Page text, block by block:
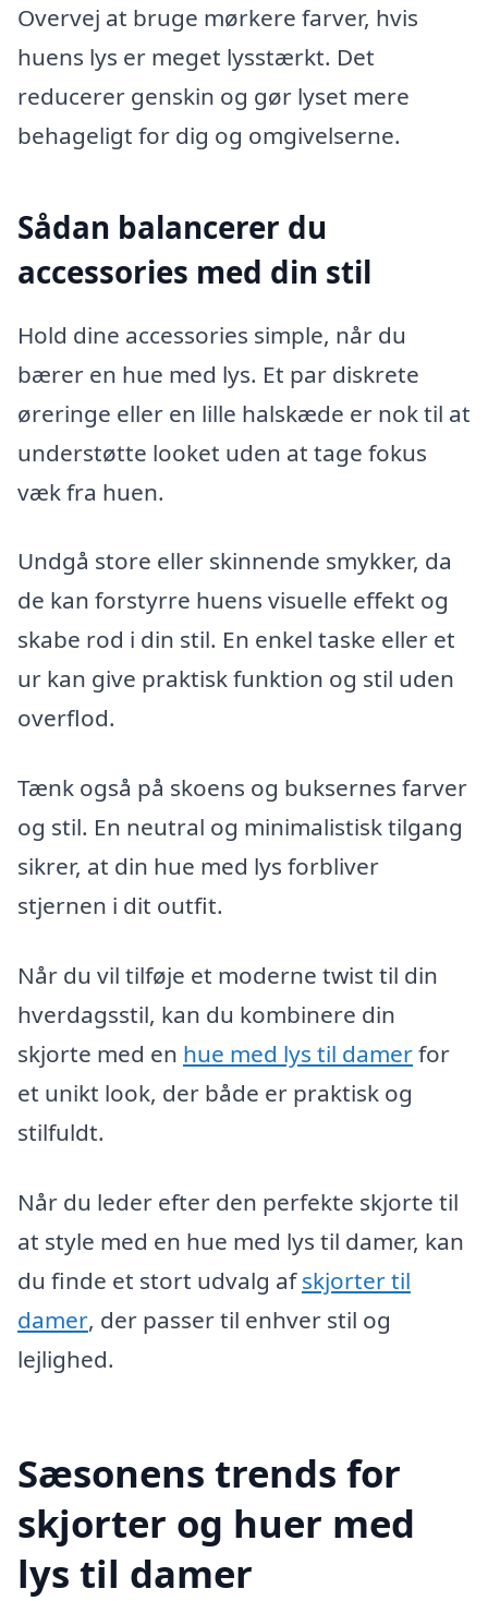
Overvej at bruge mørkere farver, hvis
huens lys er meget lysstærkt. Det
reducerer genskin og gør lyset mere
behageligt for dig og omgivelserne.
Sådan balancerer du
accessories med din stil
Hold dine accessories simple, når du
bærer en hue med lys. Et par diskrete
øreringe eller en lille halskæde er nok til at
understøtte looket uden at tage fokus
væk fra huen.
Undgå store eller skinnende smykker, da
de kan forstyrre huens visuelle effekt og
skabe rod i din stil. En enkel taske eller et
ur kan give praktisk funktion og stil uden
overflod.
Tænk også på skoens og buksernes farver
og stil. En neutral og minimalistisk tilgang
sikrer, at din hue med lys forbliver
stjernen i dit outfit.
Når du vil tilføje et moderne twist til din
hverdagsstil, kan du kombinere din
skjorte med en hue med lys til damerfor
et unikt look, der både er praktisk og
stilfuldt.
Når du leder efter den perfekte skjorte til
at style med en hue med lys til damer, kan
du finde et stort udvalg afskjorter til
damer, der passer til enhver stil og
lejlighed.
Sæsonens trends for
skjorter og huer med
lys til damer